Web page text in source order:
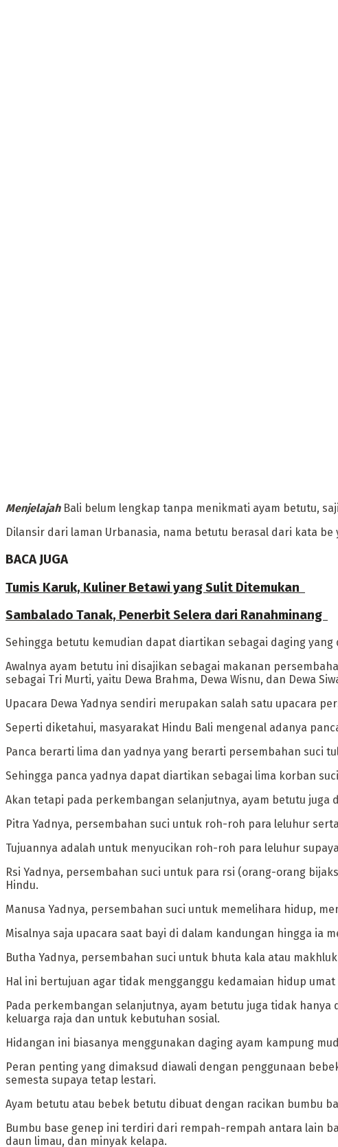
MenjelajahBali belum lengkap tanpa menikmati ayam betutu,
Dilansir dari laman Urbanasia, nama betutu berasal dari kata
BACA JUGA
Tumis Karuk, Kuliner Betawi yang Sulit Ditemukan ‎
Sambalado Tanak, Penerbit Selera dari Ranahminang ‎
Sehingga betutu kemudian dapat diartikan sebagai daging yang
‎Awalnya ayam betutu ini disajikan sebagai makanan
sebagai Tri Murti, yaitu Dewa Brahma, Dewa Wisnu, dan Dewa
‎Upacara Dewa Yadnya sendiri merupakan salah satu upacara
Seperti diketahui, masyarakat Hindu Bali mengenal adanya
Panca berarti lima dan yadnya yang berarti persembahan suci
Sehingga panca yadnya dapat diartikan sebagai lima korban
‎Akan tetapi pada perkembangan selanjutnya, ayam betutu
‎Pitra Yadnya, persembahan suci untuk roh-roh para leluhur
Tujuannya adalah untuk menyucikan roh-roh para leluhur
‎Rsi Yadnya, persembahan suci untuk para rsi (orang-orang
Hindu.
‎Manusa Yadnya, persembahan suci untuk memelihara hidup,
Misalnya saja upacara saat bayi di dalam kandungan hingga ia
‎Butha Yadnya, persembahan suci untuk bhuta kala atau
Hal ini bertujuan agar tidak mengganggu kedamaian hidup umat
‎Pada perkembangan selanjutnya, ayam betutu juga tidak
keluarga raja dan untuk kebutuhan sosial.
Hidangan ini biasanya menggunakan daging ayam kampung
Peran penting yang dimaksud diawali dengan penggunaan
semesta supaya tetap lestari.
‎Ayam betutu atau bebek betutu dibuat dengan racikan bumbu
Bumbu base genep ini terdiri dari rempah-rempah antara lain
daun limau, dan minyak kelapa.